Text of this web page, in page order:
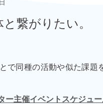
繋がりたい。
で同種の活動や似た課題
ー主催イベントスケジュ